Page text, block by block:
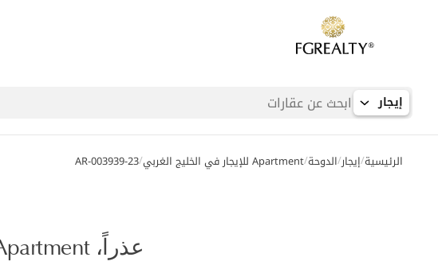
إيجار
الرئيسية/إيجار/الدوحة/Apartment للإيجار في الخليج الغربي /
AR-003939-23
عذراً، Apartment للإيجار في الخليج الغربي لم يعد متاحاً